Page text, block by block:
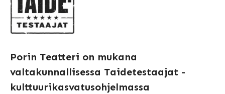
Porin Teatteri on mukana
valtakunnallisessa Taidetestaajat -
kulttuurikasvatusohjelmassa